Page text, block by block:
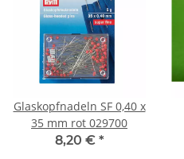
Glaskopfnadeln SF 0,40 x
35 mm rot 029700
8,20 € *